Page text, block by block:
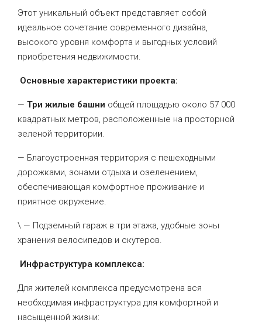
Этот уникальный объект представляет собой
идеальное сочетание современного дизайна,
высокого уровня комфорта и выгодных условий
приобретения недвижимости.
Основные характеристики проекта:
— Три жилые башни общей площадью около 57 000
квадратных метров, расположенные на просторной
зеленой территории.
— Благоустроенная территория с пешеходными
дорожками, зонами отдыха и озеленением,
обеспечивающая комфортное проживание и
приятное окружение.
\ — Подземный гараж в три этажа, удобные зоны
хранения велосипедов и скутеров.
Инфраструктура комплекса:
Для жителей комплекса предусмотрена вся
необходимая инфраструктура для комфортной и
насыщенной жизни: